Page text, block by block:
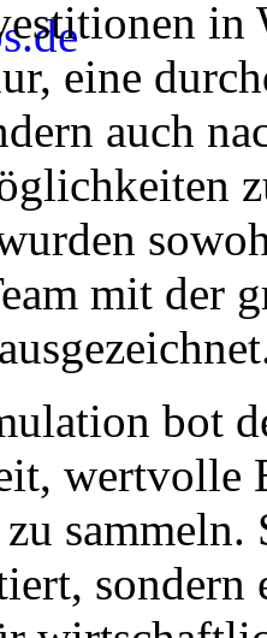
in
eine
auch
mit der
bot
wertvolle
sondern